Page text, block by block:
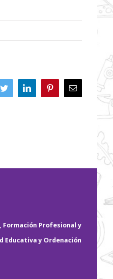
TwitterLinkedIn PinterestCorreo
electrónico
Formación Profesional y
Educativa y Ordenación